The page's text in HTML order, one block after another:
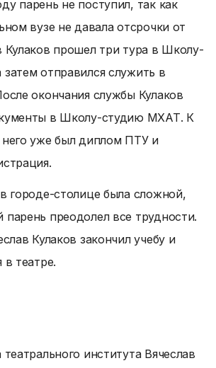
парень не поступил, так как
вузе не давала отсрочки от
Кулаков прошел три тура в Школу-
отправился служить в
окончания службы Кулаков
в Школу-студию МХАТ. К
уже был диплом ПТУ и
городе-столице была сложной,
преодолел все трудности.
Кулаков закончил учебу и
в театре.
института Вячеслав